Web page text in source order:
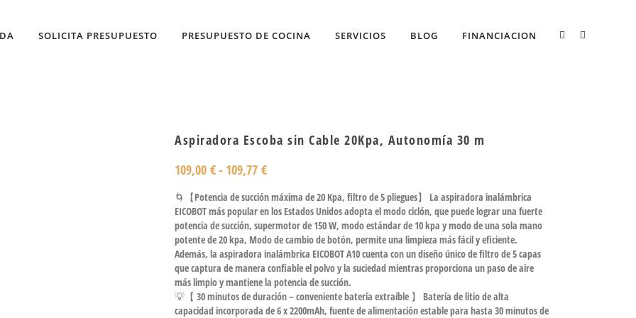
SOLICITA PRESUPUESTO PRESUPUESTO DE COCINA SERVICIOS BLOG FINANCIACION
Aspiradora Escoba sin Cable 20Kpa, Autonomía 30 m
109,00 €- 109,77 €
🌀【Potencia de succión máxima de 20 Kpa, filtro de 5 pliegues】 La aspiradora inalámbrica
EICOBOT más popular en los Estados Unidos adopta el modo ciclón, que puede lograr una fuerte
potencia de succión, supermotor de 150 W, modo estándar de 10 kpa y modo de una sola mano
potente de 20 kpa, Modo de cambio de botón, permite una limpieza más fácil y eficiente.
Además, la aspiradora inalámbrica EICOBOT A10 cuenta con un diseño único de filtro de 5 capas
que captura de manera confiable el polvo y la suciedad mientras proporciona un paso de aire
más limpio y mantiene la potencia de succión.
💡【 30 minutos de duración – conveniente batería extraíble 】 Batería de litio de alta
capacidad incorporada de 6 x 2200mAh, fuente de alimentación estable para hasta 30 minutos de